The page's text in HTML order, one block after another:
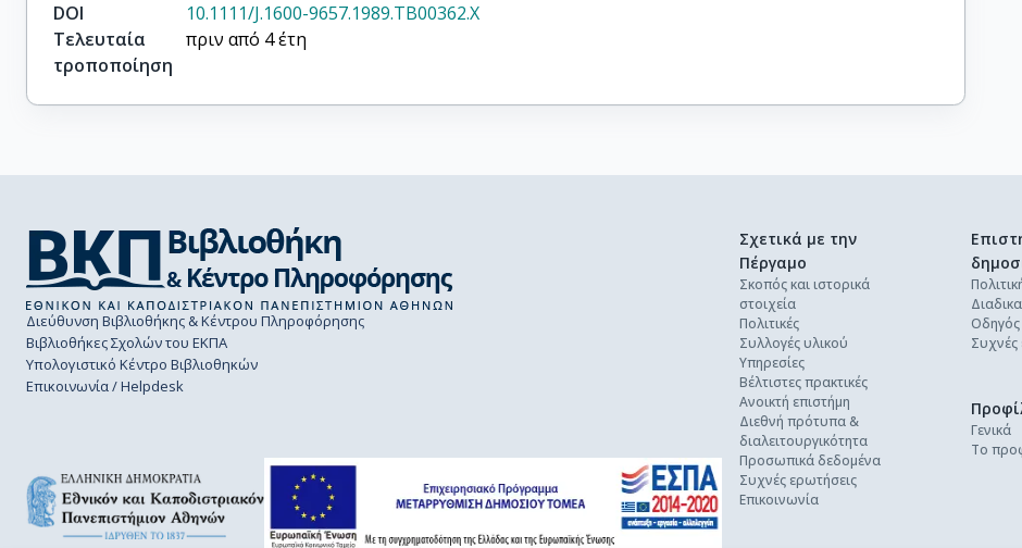
DOI
10.1111/J.1600-9657.1989.TB00362.X
Τελευταία
τροποποίηση
πριν από 4 έτη
Διεύθυνση Βιβλιοθήκης & Κέντρου Πληροφόρησης
Βιβλιοθήκες Σχολών του ΕΚΠΑ
Υπολογιστικό Κέντρο Βιβλιοθηκών
Επικοινωνία / Helpdesk
Σχετικά με την
Πέργαμο
Σκοπός και ιστορικά
στοιχεία
Πολιτικές
Συλλογές υλικού
Υπηρεσίες
Βέλτιστες πρακτικές
Ανοικτή επιστήμη
Διεθνή πρότυπα &
διαλειτουργικότητα
Προσωπικά δεδομένα
Συχνές ερωτήσεις
Επικοινωνία
Συχνές
Γενικά
Το